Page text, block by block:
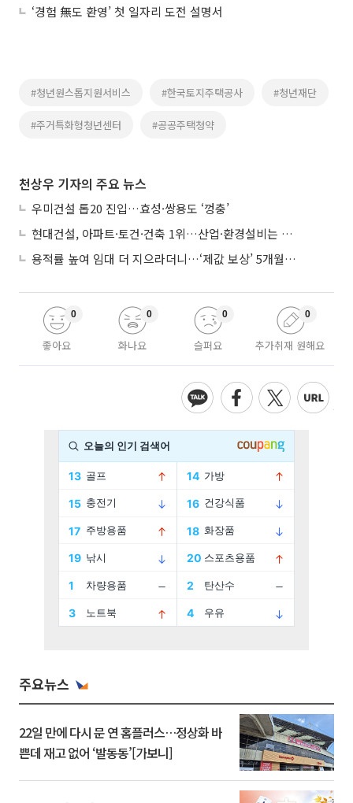
‘경험 無도 환영’ 첫 일자리 도전 설명서
#청년원스톱지원서비스 #한국토지주택공사 #청년재단
#주거특화형청년센터 #공공주택청약
천상우 기자의 주요 뉴스
우미건설 톱20 진입…효성·쌍용도 ‘껑충’
현대건설, 아파트·토건·건축 1위…산업·환경설비는 삼성E&A
용적률 높여 임대 더 지으라더니…‘제값 보상’ 5개월째 국회에 발목
좋아요
0
화나요
0
슬퍼요
0
추가취재 원해요
0
주요뉴스
22일 만에 다시 문 연 홈플러스…정상화 바
쁜데 재고 없어 ‘발동동’[가보니]